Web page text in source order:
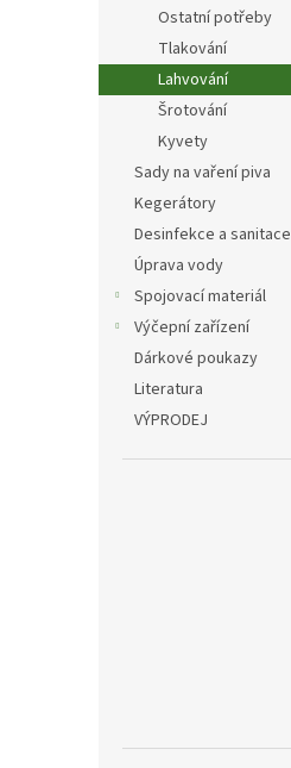
Ostatní potřeby
Tlakování
Lahvování
Šrotování
Kyvety
Sady na vaření piva
Kegerátory
Desinfekce a sanitace
Úprava vody
Spojovací materiál
Výčepní zařízení
Dárkové poukazy
Literatura
VÝPRODEJ